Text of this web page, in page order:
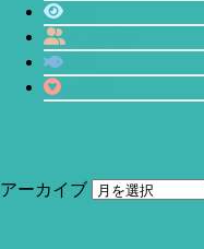
アーカイブ